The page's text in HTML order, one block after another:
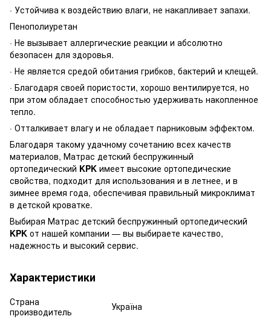
· Устойчива к воздействию влаги, не накапливает запахи.
Пенополиуретан
· Не вызывает аллергические реакции и абсолютно
безопасен для здоровья.
· Не является средой обитания грибков, бактерий и клещей.
· Благодаря своей пористости, хорошо вентилируется, но
при этом обладает способностью удерживать накопленное
тепло.
· Отталкивает влагу и не обладает парниковым эффектом.
Благодаря такому удачному сочетанию всех качеств
материалов, Матрас детский беспружинный
ортопедический KPK имеет высокие ортопедические
свойства, подходит для использования и в летнее, и в
зимнее время года, обеспечивая правильный микроклимат
в детской кроватке.
Выбирая Матрас детский беспружинный ортопедический
KPK от нашей компании — вы выбираете качество,
надежность и высокий сервис.
Характеристики
Страна
производитель
Україна